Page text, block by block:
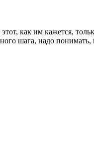
как им кажется,
шага, надо понимать,